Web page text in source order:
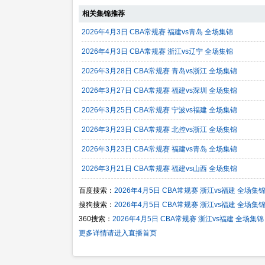
相关集锦推荐
2026年4月3日 CBA常规赛 福建vs青岛 全场集锦
2026年4月3日 CBA常规赛 浙江vs辽宁 全场集锦
2026年3月28日 CBA常规赛 青岛vs浙江 全场集锦
2026年3月27日 CBA常规赛 福建vs深圳 全场集锦
2026年3月25日 CBA常规赛 宁波vs福建 全场集锦
2026年3月23日 CBA常规赛 北控vs浙江 全场集锦
2026年3月23日 CBA常规赛 福建vs青岛 全场集锦
2026年3月21日 CBA常规赛 福建vs山西 全场集锦
百度搜索： 2026年4月5日 CBA常规赛 浙江vs福建 全场集锦
搜狗搜索： 2026年4月5日 CBA常规赛 浙江vs福建 全场集锦
360搜索： 2026年4月5日 CBA常规赛 浙江vs福建 全场集锦
更多详情请进入直播首页